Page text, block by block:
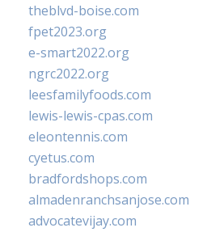
theblvd-boise.com
fpet2023.org
e-smart2022.org
ngrc2022.org
leesfamilyfoods.com
lewis-lewis-cpas.com
eleontennis.com
cyetus.com
bradfordshops.com
almadenranchsanjose.com
advocatevijay.com